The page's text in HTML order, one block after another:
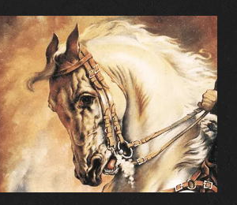
游戏
如何游戏 商店
国家